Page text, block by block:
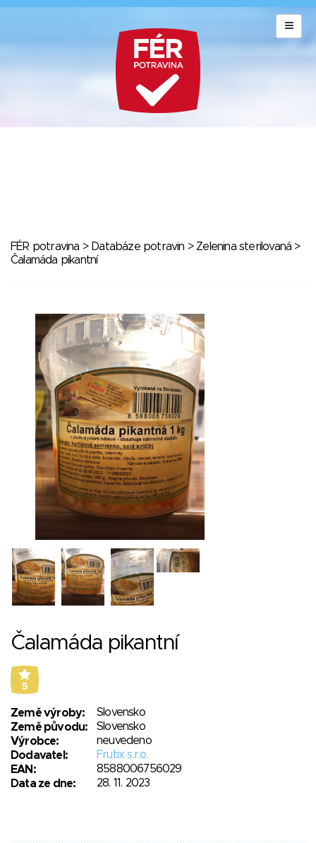
FÉR potravina > Databáze potravin > Zelenina sterilovaná >
Čalamáda pikantní
Čalamáda pikantní
5
Země výroby:
Slovensko
Země původu:
Slovensko
Výrobce:
neuvedeno
Dodavatel:
Frutix s.r.o.
EAN:
8588006756029
Data ze dne:
28. 11. 2023